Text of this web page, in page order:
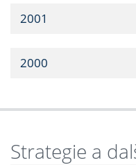
2001
2000
Strategie a